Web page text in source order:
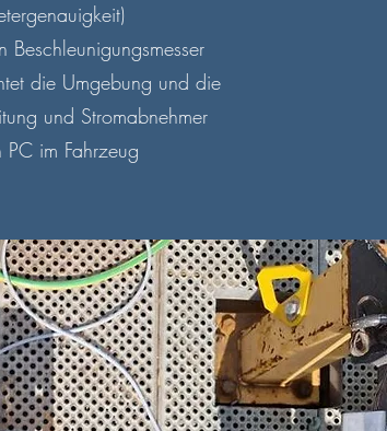
Beschleunigungsmesser
die Umgebung und die
und Stromabnehmer
im Fahrzeug